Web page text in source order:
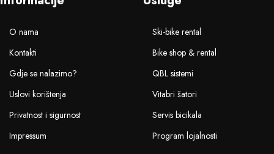
O nama
Kontakti
Gdje se nalazimo?
Uslovi korištenja
Privatnost i sigurnost
Impressum
Ski-bike rental
Bike shop & rental
QBL sistemi
Vitabri šatori
Servis bicikala
Program lojalnosti